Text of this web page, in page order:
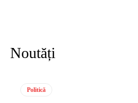
Noutăți
Politică